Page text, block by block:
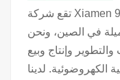
تقع شركة Xiamen 9Sun Solar Technology Co., Ltd
في الصين، ونحن
وإنتاج وبيع
الكهروضوئية. لدينا